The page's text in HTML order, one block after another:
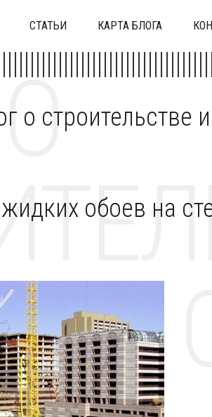
СТАТЬИ КАРТА БЛОГА
о строительстве
обоев на